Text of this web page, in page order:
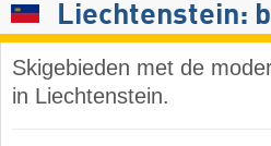
Liechtenstein:
Skigebieden met de
in Liechtenstein.